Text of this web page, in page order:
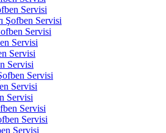
Servisi
Şofben Servisi
Servisi
Servisi
Servisi
Servisi
Servisi
Servisi
Servisi
Servisi
Servisi
Servisi